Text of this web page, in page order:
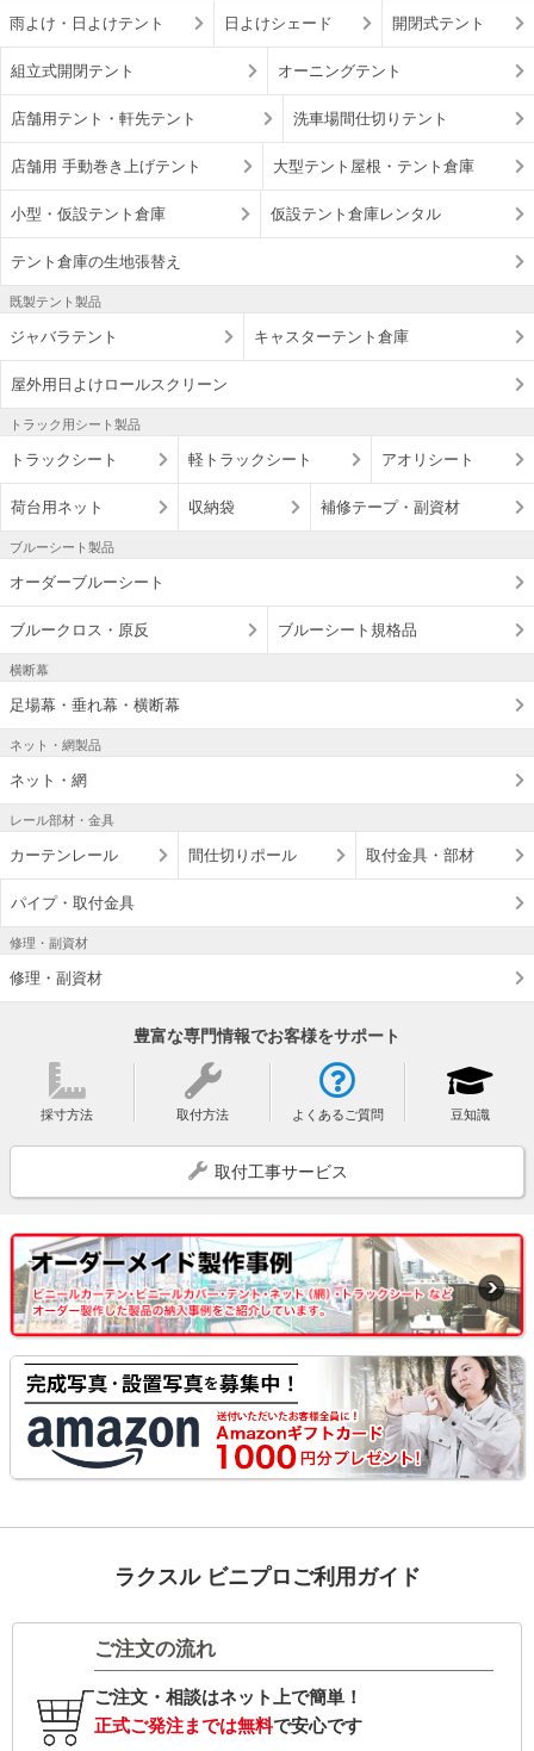
雨よけ・日よけテント 日よけシェード 開閉式テント
組立式開閉テント オーニングテント
店舗用テント・軒先テント 洗車場間仕切りテント
店舗用 手動巻き上げテント 大型テント屋根・テント倉庫
小型・仮設テント倉庫 仮設テント倉庫レンタル
テント倉庫の生地張替え
既製テント製品
ジャバラテント キャスターテント倉庫
屋外用日よけロールスクリーン
トラック用シート製品
トラックシート 軽トラックシート アオリシート
荷台用ネット 収納袋 補修テープ・副資材
ブルーシート製品
オーダーブルーシート
ブルークロス・原反 ブルーシート規格品
横断幕
足場幕・垂れ幕・横断幕
ネット・網製品
ネット・網
レール部材・金具
カーテンレール 間仕切りポール 取付金具・部材
パイプ・取付金具
修理・副資材
修理・副資材
豊富な専門情報でお客様をサポート
採寸方法 取付方法 よくあるご質問 豆知識
取付工事サービス
ラクスル ビニプロご利用ガイド
ご注文の流れ
ご注文・相談はネット上で簡単！
正式ご発注までは無料で安心です